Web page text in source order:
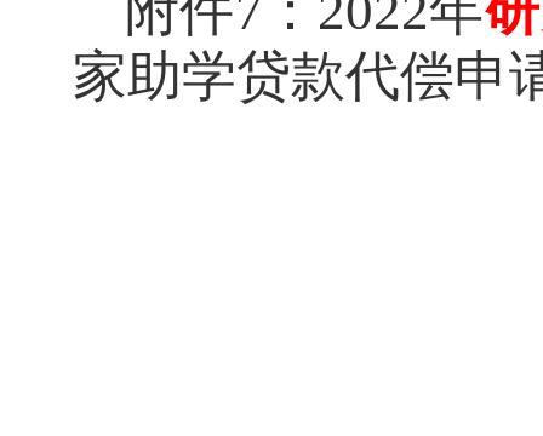
家助学贷款代偿申